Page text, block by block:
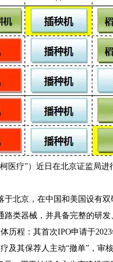
疗”）近日在北京证监局进
北京，在中国和美国设有双
路类器械，并具备完整的研
程：其首次IPO申请于2023
及其保荐人主动“撤单”，审